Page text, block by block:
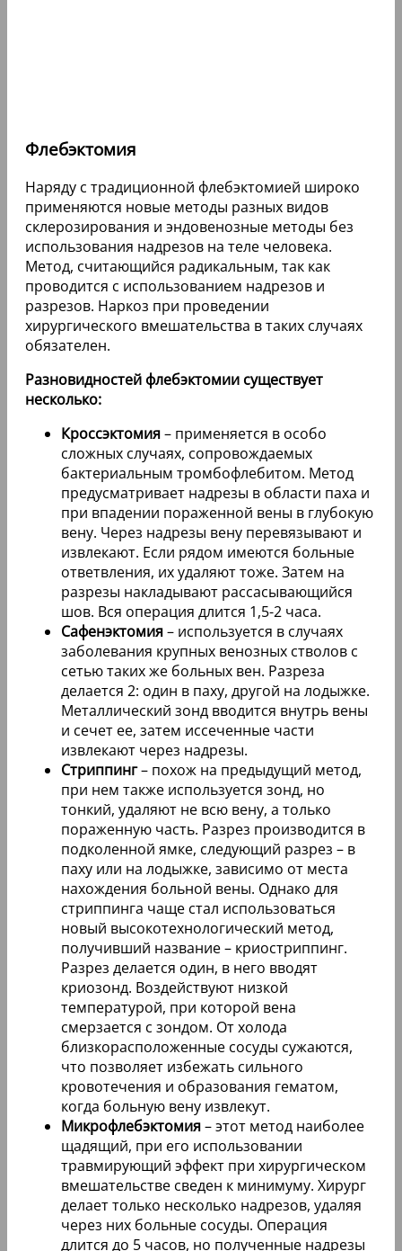
Флебэктомия
Наряду с традиционной флебэктомией широко
применяются новые методы разных видов
склерозирования и эндовенозные методы без
использования надрезов на теле человека.
Метод, считающийся радикальным, так как
проводится с использованием надрезов и
разрезов. Наркоз при проведении
хирургического вмешательства в таких случаях
обязателен.
Разновидностей флебэктомии существует
несколько:
Кроссэктомия– применяется в особо
сложных случаях, сопровождаемых
бактериальным тромбофлебитом. Метод
предусматривает надрезы в области паха и
при впадении пораженной вены в глубокую
вену. Через надрезы вену перевязывают и
извлекают. Если рядом имеются больные
ответвления, их удаляют тоже. Затем на
разрезы накладывают рассасывающийся
шов. Вся операция длится 1,5-2 часа.
Сафенэктомия– используется в случаях
заболевания крупных венозных стволов с
сетью таких же больных вен. Разреза
делается 2: один в паху, другой на лодыжке.
Металлический зонд вводится внутрь вены
и сечет ее, затем иссеченные части
извлекают через надрезы.
Стриппинг– похож на предыдущий метод,
при нем также используется зонд, но
тонкий, удаляют не всю вену, а только
пораженную часть. Разрез производится в
подколенной ямке, следующий разрез – в
паху или на лодыжке, зависимо от места
нахождения больной вены. Однако для
стриппинга чаще стал использоваться
новый высокотехнологический метод,
получивший название – криостриппинг.
Разрез делается один, в него вводят
криозонд. Воздействуют низкой
температурой, при которой вена
смерзается с зондом. От холода
близкорасположенные сосуды сужаются,
что позволяет избежать сильного
кровотечения и образования гематом,
когда больную вену извлекут.
Микрофлебэктомия– этот метод наиболее
щадящий, при его использовании
травмирующий эффект при хирургическом
вмешательстве сведен к минимуму. Хирург
делает только несколько надрезов, удаляя
через них больные сосуды. Операция
длится до 5 часов, но полученные надрезы